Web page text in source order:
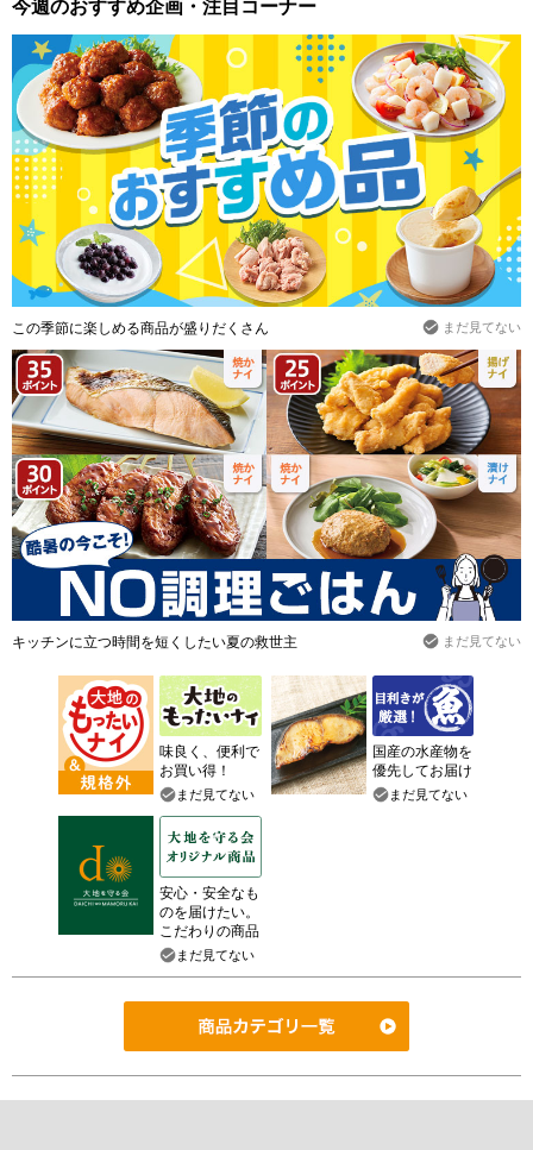
今週のおすすめ企画・注目コーナー
この季節に楽しめる商品が盛りだくさん まだ見てない
キッチンに立つ時間を短くしたい夏の救世主 まだ見てない
味良く、便利で
お買い得！
まだ見てない
国産の水産物を
優先してお届け
まだ見てない
安心・安全なも
のを届けたい。
こだわりの商品
まだ見てない